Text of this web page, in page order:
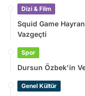
Dizi & Film
Squid Game
Vazgeçti
Spor
Dursun Özbek'in
Genel Kültür